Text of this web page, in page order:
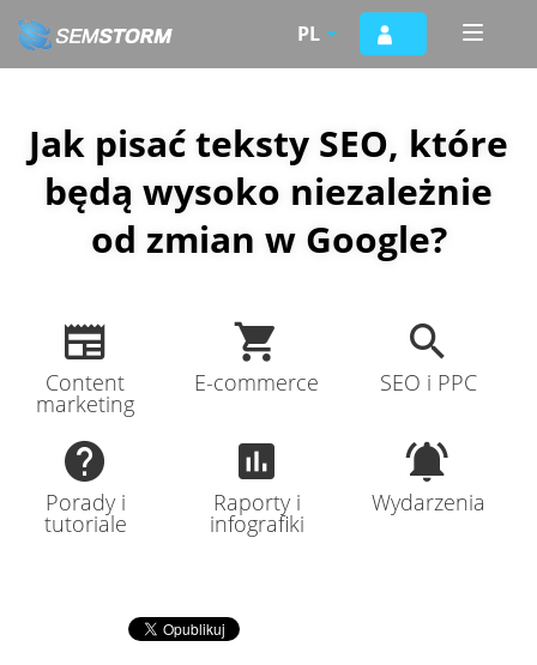
Przejdź
do
treści
Toggle
PL
Content
marketing
E-commerce SEO i PPC
Porady i
tutoriale
Raporty i
infografiki
Wydarzenia
Jak pisać teksty SEO, które
będą wysoko niezależnie
od zmian w Google?